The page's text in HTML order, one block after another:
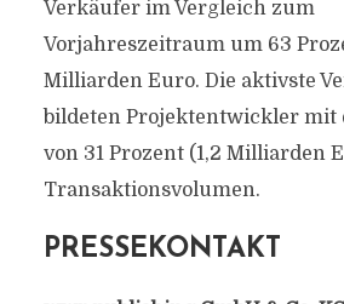
Verkäufer im Vergleich zum
Vorjahreszeitraum um 63
Milliarden Euro. Die aktivste
bildeten Projektentwickler mit
von 31 Prozent (1,2 Milliarden
Transaktionsvolumen.
PRESSEKONTAKT